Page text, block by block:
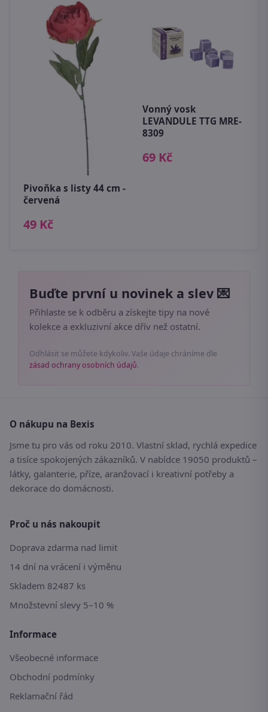
Pivoňka s listy 44 cm -
červená
49 Kč
Vonný vosk
LEVANDULE TTG MRE-
8309
69 Kč
Buďte první u novinek a slev 💌
Přihlaste se k odběru a získejte tipy na nové
kolekce a exkluzivní akce dřív než ostatní.
Odhlásit se můžete kdykoliv. Vaše údaje chráníme dle
zásad ochrany osobních údajů.
O nákupu na Bexis
Jsme tu pro vás od roku 2010. Vlastní sklad, rychlá expedice
a tisíce spokojených zákazníků. V nabídce 19050 produktů –
látky, galanterie, příze, aranžovací i kreativní potřeby a
dekorace do domácnosti.
Proč u nás nakoupit
Doprava zdarma nad limit
14 dní na vrácení i výměnu
Skladem 82487 ks
Množstevní slevy 5–10 %
Informace
Všeobecné informace
Obchodní podmínky
Reklamační řád